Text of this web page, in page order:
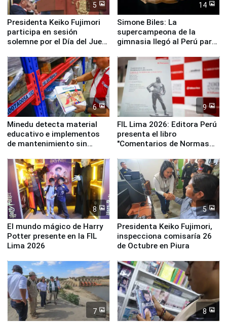
5
Presidenta Keiko Fujimori
participa en sesión
solemne por el Día del Juez
14
Simone Biles: La
supercampeona de la
gimnasia llegó al Perú para
Panamericanos Lima 2027
6
Minedu detecta material
educativo e implementos
de mantenimiento sin
la UGEL 2
9
FIL Lima 2026: Editora Perú
presenta el libro
"Comentarios de Normas
Derecho Colectivo"
8
El mundo mágico de Harry
Potter presente en la FIL
Lima 2026
5
Presidenta Keiko Fujimori,
inspecciona comisaría 26
de Octubre en Piura
7 8